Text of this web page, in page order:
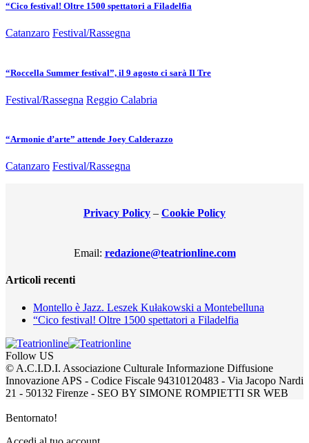
“Cico festival! Oltre 1500 spettatori a Filadelfia
Catanzaro Festival/Rassegna
“Roccella Summer festival”, il 9 agosto ci sarà Il Tre
Festival/Rassegna Reggio Calabria
“Armonie d’arte” attende Joey Calderazzo
Catanzaro Festival/Rassegna
Privacy Policy – Cookie Policy
Email: redazione@teatrionline.com
Articoli recenti
Montello è Jazz. Leszek Kułakowski a Montebelluna
“Cico festival! Oltre 1500 spettatori a Filadelfia
Follow US
© A.C.I.D.I. Associazione Culturale Informazione Diffusione
Innovazione APS - Codice Fiscale 94310120483 - Via Jacopo Nardi
21 - 50132 Firenze - SEO BY SIMONE ROMPIETTI SR WEB
Bentornato!